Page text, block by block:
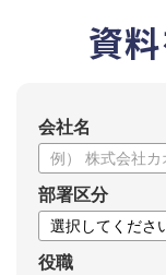
資
会社名
部署区分
役職